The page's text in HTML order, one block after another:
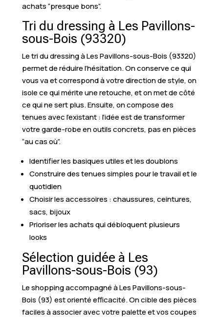
achats “presque bons”.
Tri du dressing à Les Pavillons-
sous-Bois (93320)
Le tri du dressing à Les Pavillons-sous-Bois (93320)
permet de réduire l’hésitation. On conserve ce qui
vous va et correspond à votre direction de style, on
isole ce qui mérite une retouche, et on met de côté
ce qui ne sert plus. Ensuite, on compose des
tenues avec l’existant : l’idée est de transformer
votre garde-robe en outils concrets, pas en pièces
“au cas où”.
Identifier les basiques utiles et les doublons
Construire des tenues simples pour le travail et le
quotidien
Choisir les accessoires : chaussures, ceintures,
sacs, bijoux
Prioriser les achats qui débloquent plusieurs
looks
Sélection guidée à Les
Pavillons-sous-Bois (93)
Le shopping accompagné à Les Pavillons-sous-
Bois (93) est orienté efficacité. On cible des pièces
faciles à associer avec votre palette et vos coupes